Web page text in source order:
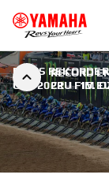
RECORD
CRU FIM
POPIS
CUP 2022 | 15.